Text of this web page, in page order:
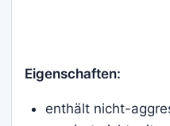
Eigenschaften:
enthält nicht-